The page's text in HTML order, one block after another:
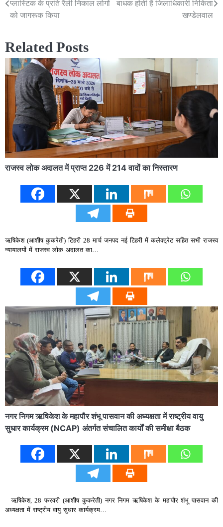
navigation
प्लास्टिक के प्रति रैली निकाल लोगों
को जागरूक किया
बाधक होती है जिलाधिकारी निकिता
खण्डेलवाल
Related Posts
राजस्व लोक अदालत में प्राप्त 226 में 214 वादों का निस्तारण
ऋषिकेश (आशीष कुकरेती) टिहरी 28 मार्च जनपद नई टिहरी में कलेक्ट्रेट सहित सभी राजस्व
न्यायालयों में राजस्व लोक अदालत का…
नगर निगम ऋषिकेश के महापौर शंभू पासवान की अध्यक्षता में राष्ट्रीय वायु
सुधार कार्यक्रम (NCAP) अंतर्गत संचालित कार्यों की समीक्षा बैठक
ऋषिकेश, 28 फरवरी (आशीष कुकरेती) नगर निगम ऋषिकेश के महापौर शंभू पासवान की
अध्यक्षता में राष्ट्रीय वायु सुधार कार्यक्रम…